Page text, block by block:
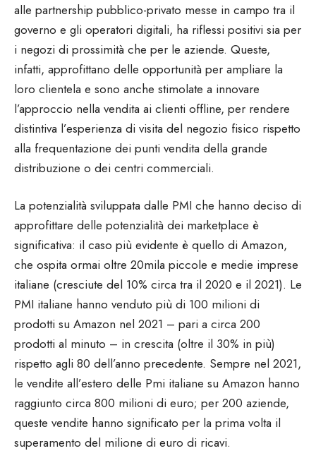
alle partnership pubblico-privato messe in campo tra il
governo e gli operatori digitali, ha riflessi positivi sia per
i negozi di prossimità che per le aziende. Queste,
infatti, approfittano delle opportunità per ampliare la
loro clientela e sono anche stimolate a innovare
l’approccio nella vendita ai clienti offline, per rendere
distintiva l’esperienza di visita del negozio fisico rispetto
alla frequentazione dei punti vendita della grande
distribuzione o dei centri commerciali.
La potenzialità sviluppata dalle PMI che hanno deciso di
approfittare delle potenzialità dei marketplace è
significativa: il caso più evidente è quello di Amazon,
che ospita ormai oltre 20mila piccole e medie imprese
italiane (cresciute del 10% circa tra il 2020 e il 2021). Le
PMI italiane hanno venduto più di 100 milioni di
prodotti su Amazon nel 2021 – pari a circa 200
prodotti al minuto – in crescita (oltre il 30% in più)
rispetto agli 80 dell’anno precedente. Sempre nel 2021,
le vendite all’estero delle Pmi italiane su Amazon hanno
raggiunto circa 800 milioni di euro; per 200 aziende,
queste vendite hanno significato per la prima volta il
superamento del milione di euro di ricavi.